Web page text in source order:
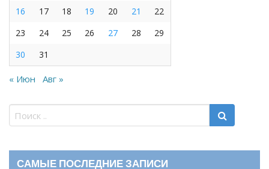
16
17 18 19 20 21
22
23
24 25 26 27 28
29
30
31
« Июн Авг »
САМЫЕ ПОСЛЕДНИЕ ЗАПИСИ